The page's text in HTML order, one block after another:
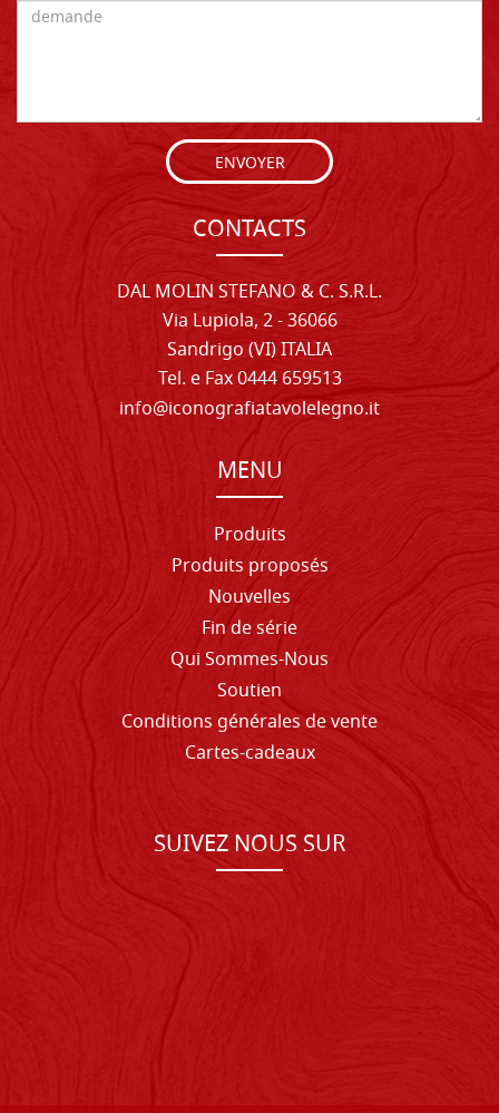
ENVOYER
CONTACTS
DAL MOLIN STEFANO & C. S.R.L.
Via Lupiola, 2 - 36066
Sandrigo (VI) ITALIA
Tel. e Fax 0444 659513
info@iconografiatavolelegno.it
MENU
Produits
Produits proposés
Nouvelles
Fin de série
Qui Sommes-Nous
Soutien
Conditions générales de vente
Cartes-cadeaux
SUIVEZ NOUS SUR